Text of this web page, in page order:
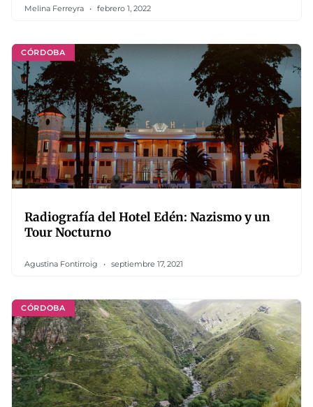
Melina Ferreyra febrero 1, 2022
CÓRDOBA
Radiografía del Hotel Edén: Nazismo y un
Tour Nocturno
Agustina Fontirroig septiembre 17, 2021
CÓRDOBA